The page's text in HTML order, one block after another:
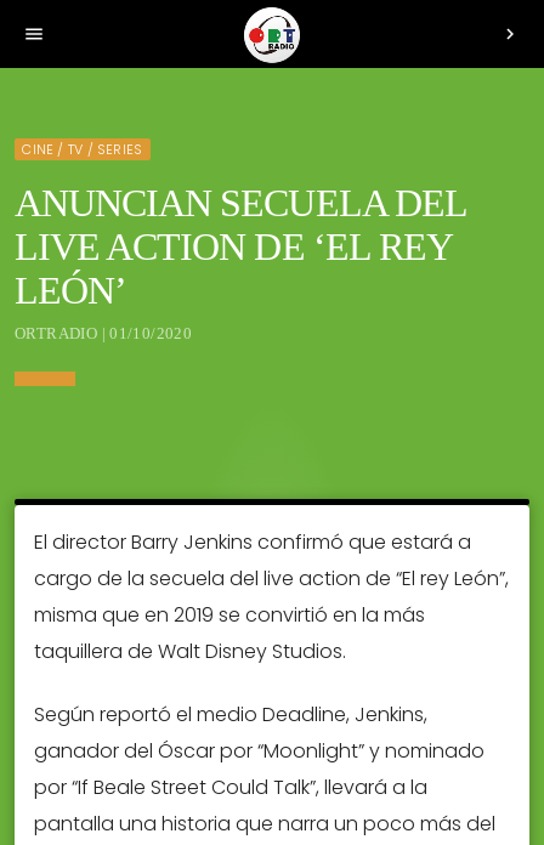
menu chevron_right
CINE / TV / SERIES
ANUNCIAN SECUELA DEL
LIVE ACTION DE ‘EL REY
LEÓN’
ORTRADIO | 01/10/2020
El director Barry Jenkins confirmó que estará a
cargo de la secuela del live action de “El rey León”,
misma que en 2019 se convirtió en la más
taquillera de Walt Disney Studios.
Según reportó el medio Deadline, Jenkins,
ganador del Óscar por “Moonlight” y nominado
por “If Beale Street Could Talk”, llevará a la
pantalla una historia que narra un poco más del